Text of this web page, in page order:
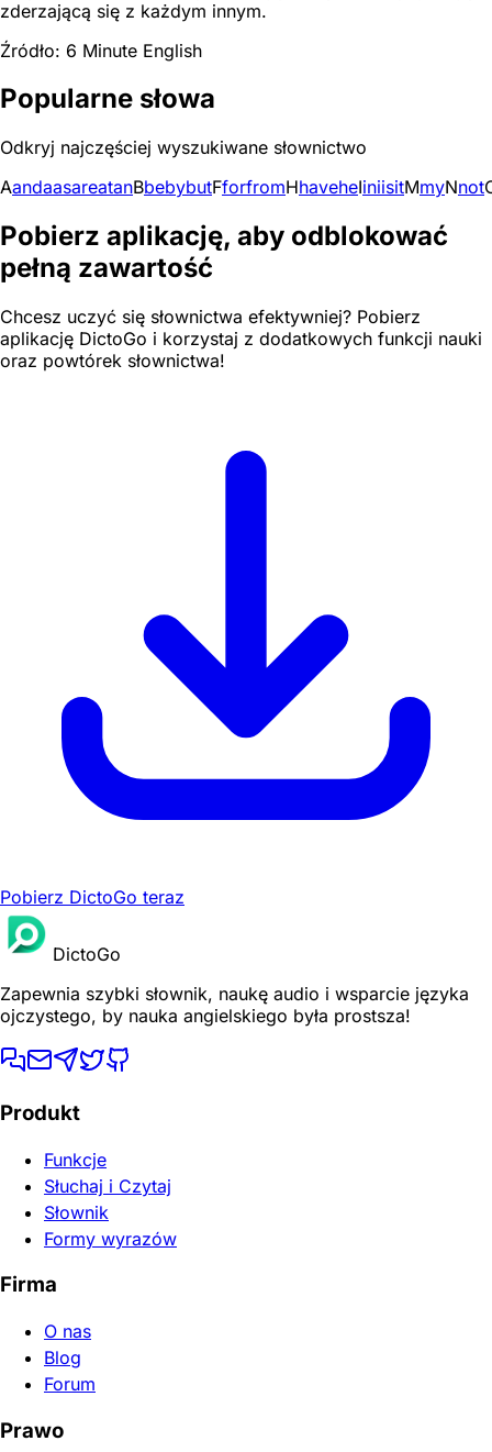
zderzającą się z każdym innym.
Źródło: 6 Minute English
Popularne słowa
Odkryj najczęściej wyszukiwane słownictwo
AandaasareatanBbebybutFforfromHhaveheIiniisitMmyNnot
Pobierz aplikację, aby odblokować
pełną zawartość
Chcesz uczyć się słownictwa efektywniej? Pobierz
aplikację DictoGo i korzystaj z dodatkowych funkcji nauki
oraz powtórek słownictwa!
Pobierz DictoGo teraz
DictoGo
Zapewnia szybki słownik, naukę audio i wsparcie języka
ojczystego, by nauka angielskiego była prostsza!
Produkt
Funkcje
Słuchaj i Czytaj
Słownik
Formy wyrazów
Firma
O nas
Blog
Forum
Prawo